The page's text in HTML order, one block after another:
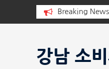
Breaking News
군가가 그립다
강남 소